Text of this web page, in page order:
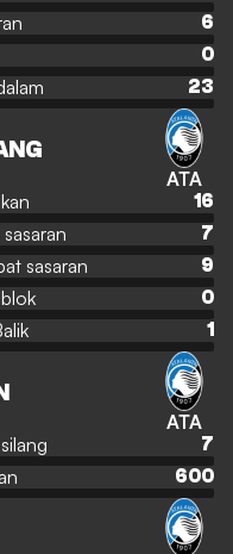
6
0
23
ATA
16
7
sasaran
9
0
1
ATA
7
600